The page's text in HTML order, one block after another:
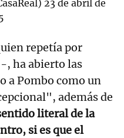
23 de abril de
repetía por
, ha abierto las
a Pombo como un
además de
literal de la
si es que el